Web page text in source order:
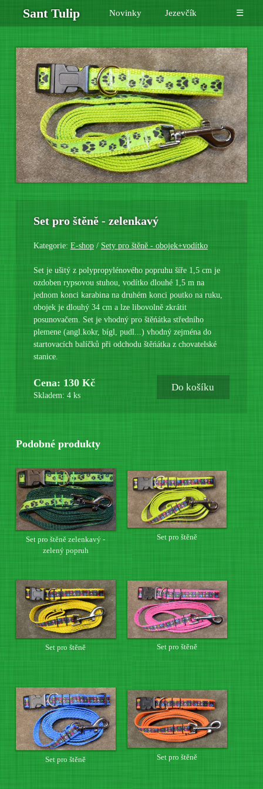
Sant Tulip Novinky Jezevčík ☰
Set pro štěně - zelenkavý
Kategorie: E-shop/ Sety pro štěně - obojek+vodítko
Set je ušitý z polypropylénového popruhu šíře 1,5 cm je
ozdoben rypsovou stuhou, vodítko dlouhé 1,5 m na
jednom konci karabina na druhém konci poutko na ruku,
obojek je dlouhý 34 cm a lze libovolně zkrátit
posunovačem. Set je vhodný pro štěńátka středního
plemene (angl.kokr, bígl, pudl...) vhodný zejména do
startovacích balíčků při odchodu štěńátka z chovatelské
stanice.
Cena: 130 Kč
Skladem: 4 ks
Do košíku
Podobné produkty
Set pro štěně zelenkavý -
zelený popruh
Set pro štěně
Set pro štěně Set pro štěně
Set pro štěně Set pro štěně